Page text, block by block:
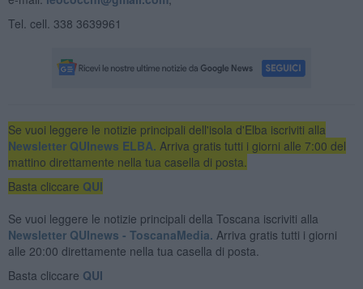
Tel. cell. 338 3639961
Se vuoi leggere le notizie principali dell'isola d'Elba iscriviti alla
Newsletter QUInews ELBA. Arriva gratis tutti i giorni alle 7:00 del
mattino direttamente nella tua casella di posta.
Basta cliccare QUI
Se vuoi leggere le notizie principali della Toscana iscriviti alla
Newsletter QUInews - ToscanaMedia. Arriva gratis tutti i giorni
alle 20:00 direttamente nella tua casella di posta.
Basta cliccare QUI